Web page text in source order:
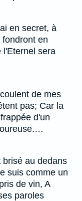
en secret, à
en
l'Eternel sera
de mes
pas; Car la
d'un
brisé au dedans
suis comme un
de vin, A
paroles